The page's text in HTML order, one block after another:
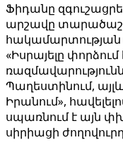
Ֆիդանը
արշավը
հակամարտության
«Իսրայելը
Պաղեստինում,
Իրանում»,
սպառնում է այն
սիրիացի